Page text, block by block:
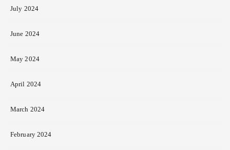
July 2024
June 2024
May 2024
April 2024
March 2024
February 2024